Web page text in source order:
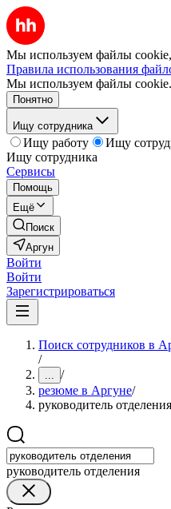
Мы используем файлы cookie,
Правила использования
Мы используем файлы cookie.
Понятно
Ищу сотрудника
Ищу работу
Ищу
Ищу сотрудника
Сервисы
Помощь
Ещё
Поиск
Аргун
Войти
Войти
Зарегистрироваться
Поиск сотрудников в
/
... /
резюме в Аргуне/
руководитель отделения
руководитель отделения